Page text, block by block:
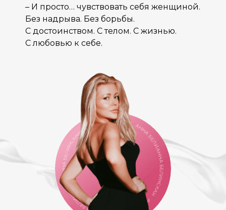
– И просто… чувствовать себя женщиной.
Без надрыва. Без борьбы.
С достоинством. С телом. С жизнью.
С любовью к себе.